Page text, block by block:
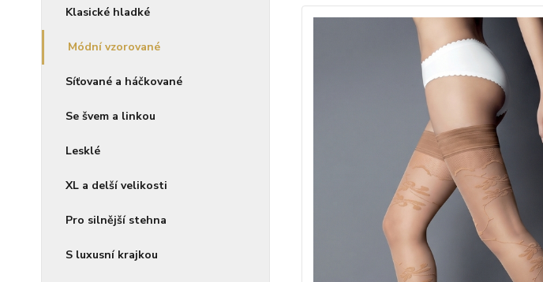
Klasické hladké
Módní vzorované
Síťované a háčkované
Se švem a linkou
Lesklé
XL a delší velikosti
Pro silnější stehna
S luxusní krajkou